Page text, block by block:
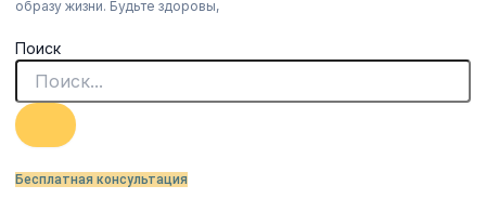
образу жизни. Будьте здоровы,
Поиск
Бесплатная консультация